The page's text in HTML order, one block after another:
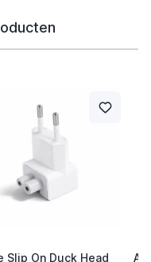
Slip On Duck Head